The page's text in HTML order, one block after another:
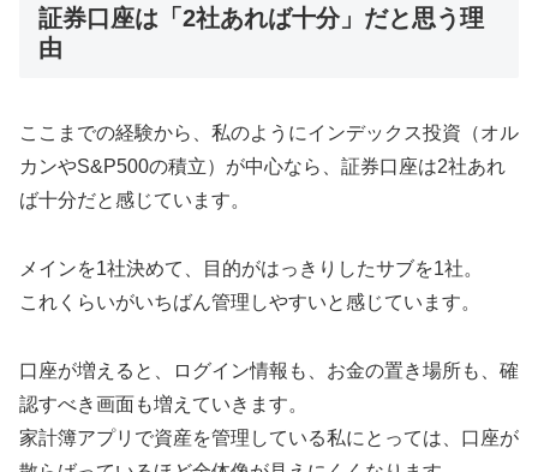
証券口座は「2社あれば十分」だと思う理
由
ここまでの経験から、私のようにインデックス投資（オル
カンやS&P500の積立）が中心なら、証券口座は2社あれ
ば十分だと感じています。
メインを1社決めて、目的がはっきりしたサブを1社。
これくらいがいちばん管理しやすいと感じています。
口座が増えると、ログイン情報も、お金の置き場所も、確
認すべき画面も増えていきます。
家計簿アプリで資産を管理している私にとっては、口座が